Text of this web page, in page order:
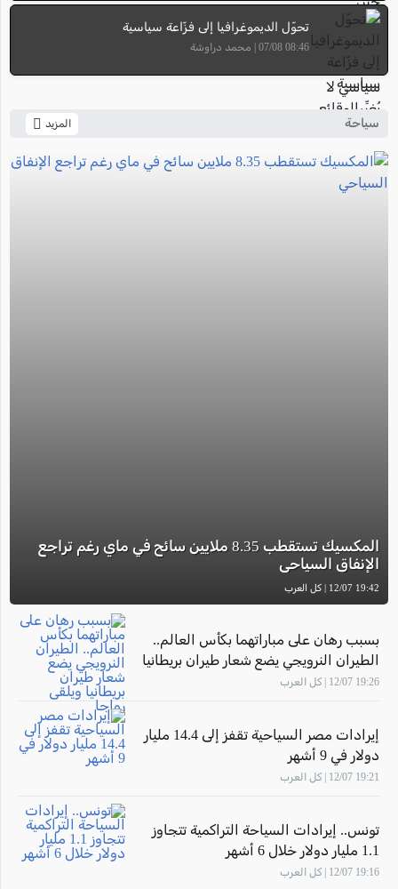
تحوّل الديموغرافيا إلى فزّاعة سياسية
08:46 07/08 | محمد دراوشة
سياحة المزيد
المكسيك تستقطب 8.35 ملايين سائح في ماي رغم تراجع
الإنفاق السياحي
19:42 12/07 | كل العرب
بسبب رهان على مباراتهما بكأس العالم..
الطيران النرويجي يضع شعار طيران بريطانيا
ويلقى رواجا
19:26 12/07 | كل العرب
إيرادات مصر السياحية تقفز إلى 14.4 مليار
دولار في 9 أشهر
19:21 12/07 | كل العرب
تونس.. إيرادات السياحة التراكمية تتجاوز
1.1 مليار دولار خلال 6 أشهر
19:16 12/07 | كل العرب